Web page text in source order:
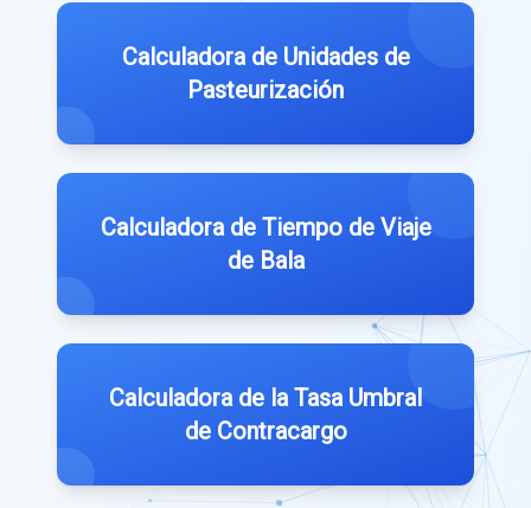
Calculadora de Unidades de
Pasteurización
Calculadora de Tiempo de Viaje
de Bala
Calculadora de la Tasa Umbral
de Contracargo